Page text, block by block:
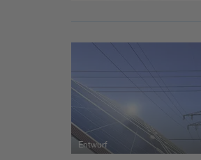
Entwurf